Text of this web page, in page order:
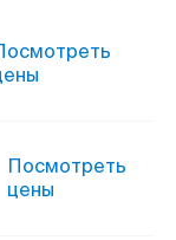
Посмотреть
цены